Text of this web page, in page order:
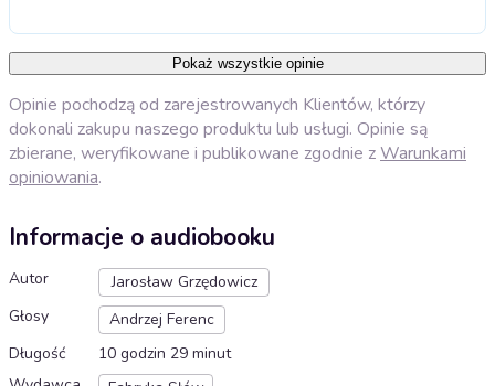
Pokaż wszystkie opinie
Opinie pochodzą od zarejestrowanych Klientów, którzy
dokonali zakupu naszego produktu lub usługi. Opinie są
zbierane, weryfikowane i publikowane zgodnie zWarunkami
opiniowania.
Informacje o audiobooku
Autor
Jarosław Grzędowicz
Głosy
Andrzej Ferenc
Długość
10 godzin 29 minut